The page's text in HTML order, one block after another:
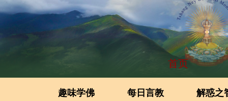
首页
趣味学佛 每日言教 解惑之